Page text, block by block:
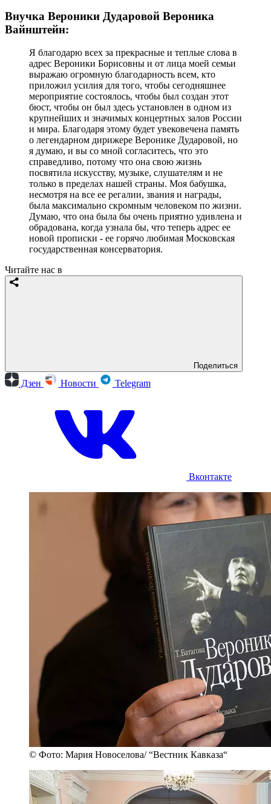
Внучка Вероники Дударовой Вероника
Вайнштейн:
Я благодарю всех за прекрасные и теплые слова в
адрес Вероники Борисовны и от лица моей семьи
выражаю огромную благодарность всем, кто
приложил усилия для того, чтобы сегодняшнее
мероприятие состоялось, чтобы был создан этот
бюст, чтобы он был здесь установлен в одном из
крупнейших и значимых концертных залов России
и мира. Благодаря этому будет увековечена память
о легендарном дирижере Веронике Дударовой, но
я думаю, и вы со мной согласитесь, что это
справедливо, потому что она свою жизнь
посвятила искусству, музыке, слушателям и не
только в пределах нашей страны. Моя бабушка,
несмотря на все ее регалии, звания и награды,
была максимально скромным человеком по жизни.
Думаю, что она была бы очень приятно удивлена и
обрадована, когда узнала бы, что теперь адрес ее
новой прописки - ее горячо любимая Московская
государственная консерватория.
Читайте нас в
Поделиться
Дзен Новости Telegram
Вконтакте
© Фото: Мария Новоселова/ “Вестник Кавказа“